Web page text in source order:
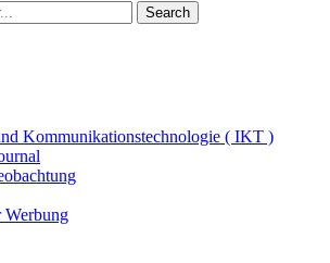
Kommunikationstechnologie ( IKT )
Werbung